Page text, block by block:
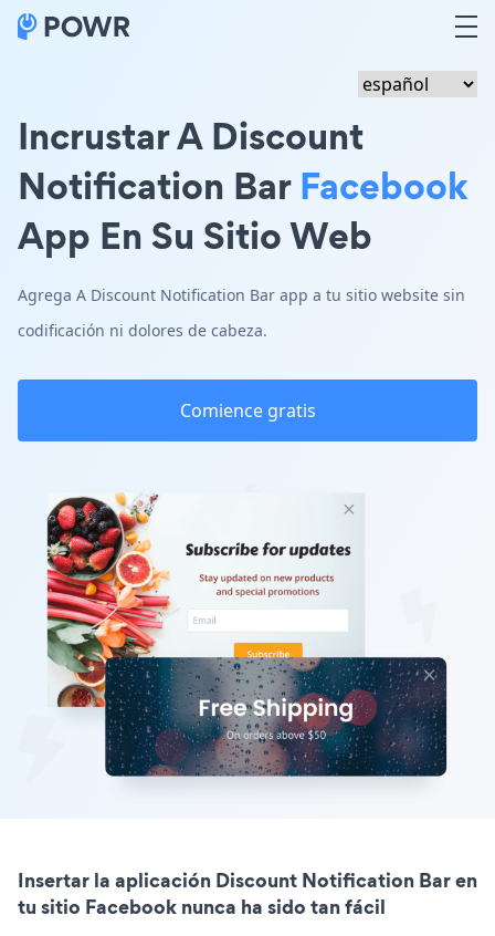
Incrustar A Discount
Notification BarFacebook
App En Su Sitio Web
Agrega A Discount Notification Bar app a tu sitio website sin
codificación ni dolores de cabeza.
Comience gratis
Insertar la aplicación Discount Notification Bar en
tu sitio Facebook nunca ha sido tan fácil